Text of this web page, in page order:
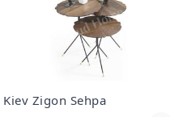
Kiev Zigon Sehpa